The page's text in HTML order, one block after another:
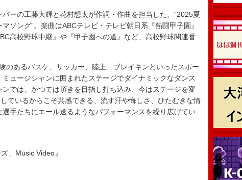
ーの工藤大輝と花村想太が作詞・作曲を担当した、“2025夏
ソング”。楽曲はABCテレビ・テレビ朝日系『熱闘甲子園』
高校野球中継』や『甲子園への道』など、高校野球関連番
あるバスケ、サッカー、陸上、ブレイキンといったスポー
ュージシャンに囲まれたステージでダイナミックなダンス
では、かつては頂きを目指し打ち込み、今はステージを変
ているからこそ共感できる、流す汗や悔しさ、ひたむきな情
手たちにエール送るようなパフォーマンスを繰り広げてい
」Music Video』